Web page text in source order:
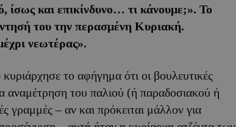
ίσως και επικίνδυνο… τι κάνουμε;». Το
του την περασμένη Κυριακή.
νεωτέρας».
το αφήγημα ότι οι βουλευτικές
αναμέτρηση του παλιού (ή παραδοσιακού ή
γραμμές – αν και πρόκειται μάλλον για